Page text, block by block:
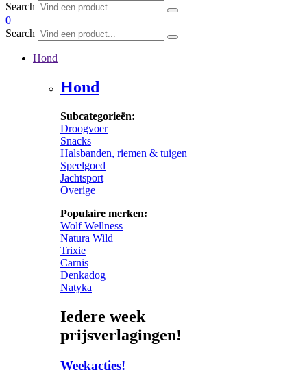
Search
0
Search
Hond
Hond
Subcategorieën:
Droogvoer
Snacks
Halsbanden, riemen & tuigen
Speelgoed
Jachtsport
Overige
Populaire merken:
Wolf Wellness
Natura Wild
Trixie
Carnis
Denkadog
Natyka
Iedere week
prijsverlagingen!
Weekacties!